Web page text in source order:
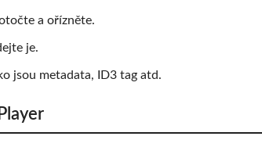
a ořízněte.
je.
jsou metadata, ID3 tag atd.